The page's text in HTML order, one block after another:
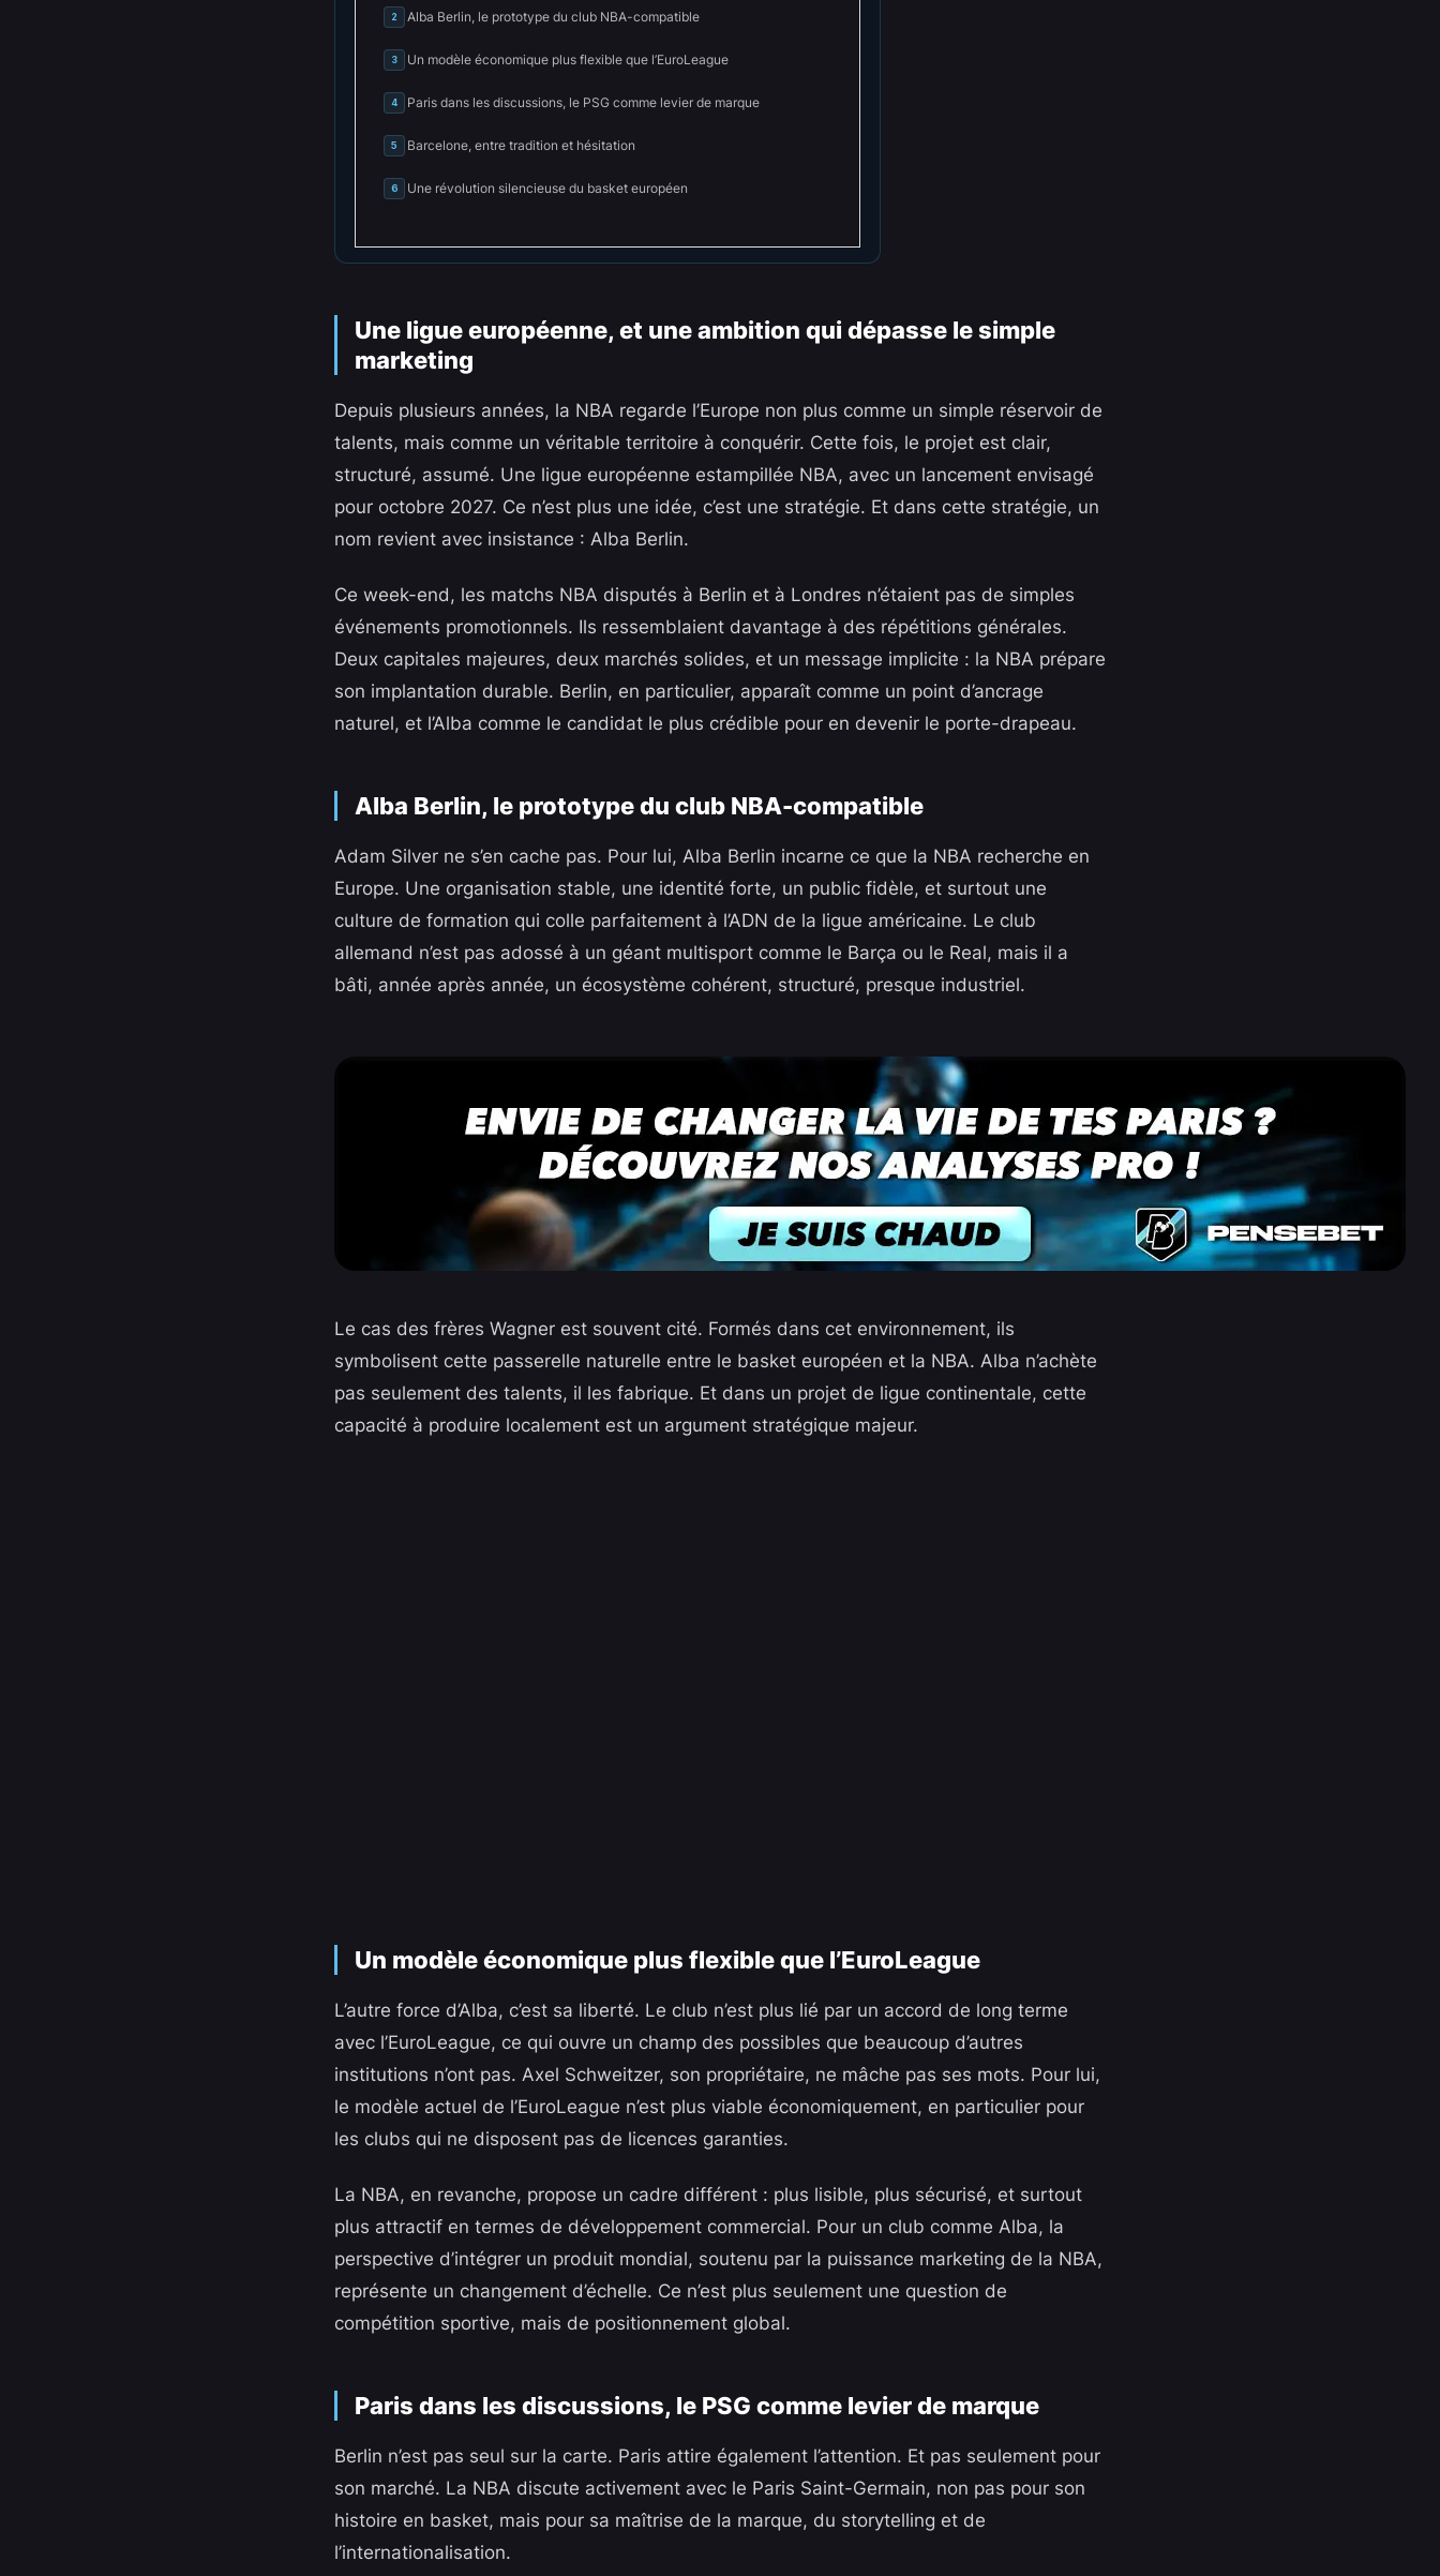
2 Alba Berlin, le prototype du club NBA-compatible
3 Un modèle économique plus flexible que l’EuroLeague
4 Paris dans les discussions, le PSG comme levier de marque
5 Barcelone, entre tradition et hésitation
6 Une révolution silencieuse du basket européen
Une ligue européenne, et une ambition qui dépasse le simple
marketing
Depuis plusieurs années, la NBA regarde l’Europe non plus comme un simple réservoir de
talents, mais comme un véritable territoire à conquérir. Cette fois, le projet est clair,
structuré, assumé. Une ligue européenne estampillée NBA, avec un lancement envisagé
pour octobre 2027. Ce n’est plus une idée, c’est une stratégie. Et dans cette stratégie, un
nom revient avec insistance : Alba Berlin.
Ce week-end, les matchs NBA disputés à Berlin et à Londres n’étaient pas de simples
événements promotionnels. Ils ressemblaient davantage à des répétitions générales.
Deux capitales majeures, deux marchés solides, et un message implicite : la NBA prépare
son implantation durable. Berlin, en particulier, apparaît comme un point d’ancrage
naturel, et l’Alba comme le candidat le plus crédible pour en devenir le porte-drapeau.
Alba Berlin, le prototype du club NBA-compatible
Adam Silver ne s’en cache pas. Pour lui, Alba Berlin incarne ce que la NBA recherche en
Europe. Une organisation stable, une identité forte, un public fidèle, et surtout une
culture de formation qui colle parfaitement à l’ADN de la ligue américaine. Le club
allemand n’est pas adossé à un géant multisport comme le Barça ou le Real, mais il a
bâti, année après année, un écosystème cohérent, structuré, presque industriel.
Le cas des frères Wagner est souvent cité. Formés dans cet environnement, ils
symbolisent cette passerelle naturelle entre le basket européen et la NBA. Alba n’achète
pas seulement des talents, il les fabrique. Et dans un projet de ligue continentale, cette
capacité à produire localement est un argument stratégique majeur.
Un modèle économique plus flexible que l’EuroLeague
L’autre force d’Alba, c’est sa liberté. Le club n’est plus lié par un accord de long terme
avec l’EuroLeague, ce qui ouvre un champ des possibles que beaucoup d’autres
institutions n’ont pas. Axel Schweitzer, son propriétaire, ne mâche pas ses mots. Pour lui,
le modèle actuel de l’EuroLeague n’est plus viable économiquement, en particulier pour
les clubs qui ne disposent pas de licences garanties.
La NBA, en revanche, propose un cadre différent : plus lisible, plus sécurisé, et surtout
plus attractif en termes de développement commercial. Pour un club comme Alba, la
perspective d’intégrer un produit mondial, soutenu par la puissance marketing de la NBA,
représente un changement d’échelle. Ce n’est plus seulement une question de
compétition sportive, mais de positionnement global.
Paris dans les discussions, le PSG comme levier de marque
Berlin n’est pas seul sur la carte. Paris attire également l’attention. Et pas seulement pour
son marché. La NBA discute activement avec le Paris Saint-Germain, non pas pour son
histoire en basket, mais pour sa maîtrise de la marque, du storytelling et de
l’internationalisation.